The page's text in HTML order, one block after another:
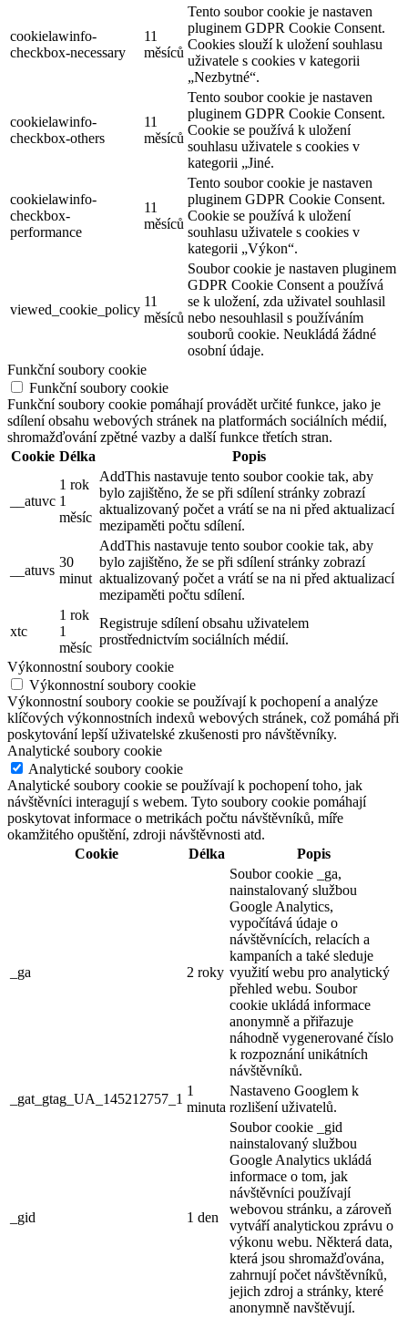
cookielawinfo-
checkbox-necessary
11
měsíců
Tento soubor cookie je nastaven
pluginem GDPR Cookie Consent.
Cookies slouží k uložení souhlasu
uživatele s cookies v kategorii
„Nezbytné“.
cookielawinfo-
checkbox-others
11
měsíců
Tento soubor cookie je nastaven
pluginem GDPR Cookie Consent.
Cookie se používá k uložení
souhlasu uživatele s cookies v
kategorii „Jiné.
cookielawinfo-
checkbox-
performance
11
měsíců
Tento soubor cookie je nastaven
pluginem GDPR Cookie Consent.
Cookie se používá k uložení
souhlasu uživatele s cookies v
kategorii „Výkon“.
viewed_cookie_policy
11
měsíců
Soubor cookie je nastaven pluginem
GDPR Cookie Consent a používá
se k uložení, zda uživatel souhlasil
nebo nesouhlasil s používáním
souborů cookie. Neukládá žádné
osobní údaje.
Funkční soubory cookie
Funkční soubory cookie
Funkční soubory cookie pomáhají provádět určité funkce, jako je
sdílení obsahu webových stránek na platformách sociálních médií,
shromažďování zpětné vazby a další funkce třetích stran.
Cookie Délka Popis
__atuvc
1 rok
1
měsíc
AddThis nastavuje tento soubor cookie tak, aby
bylo zajištěno, že se při sdílení stránky zobrazí
aktualizovaný počet a vrátí se na ni před aktualizací
mezipaměti počtu sdílení.
__atuvs
30
minut
AddThis nastavuje tento soubor cookie tak, aby
bylo zajištěno, že se při sdílení stránky zobrazí
aktualizovaný počet a vrátí se na ni před aktualizací
mezipaměti počtu sdílení.
xtc
1 rok
1
měsíc
Registruje sdílení obsahu uživatelem
prostřednictvím sociálních médií.
Výkonnostní soubory cookie
Výkonnostní soubory cookie
Výkonnostní soubory cookie se používají k pochopení a analýze
klíčových výkonnostních indexů webových stránek, což pomáhá při
poskytování lepší uživatelské zkušenosti pro návštěvníky.
Analytické soubory cookie
Analytické soubory cookie
Analytické soubory cookie se používají k pochopení toho, jak
návštěvníci interagují s webem. Tyto soubory cookie pomáhají
poskytovat informace o metrikách počtu návštěvníků, míře
okamžitého opuštění, zdroji návštěvnosti atd.
Cookie
Délka Popis
_ga 2 roky
Soubor cookie _ga,
nainstalovaný službou
Google Analytics,
vypočítává údaje o
návštěvnících, relacích a
kampaních a také sleduje
využití webu pro analytický
přehled webu. Soubor
cookie ukládá informace
anonymně a přiřazuje
náhodně vygenerované číslo
k rozpoznání unikátních
návštěvníků.
_gat_gtag_UA_145212757_1
1
minuta
Nastaveno Googlem k
rozlišení uživatelů.
_gid 1 den
Soubor cookie _gid
nainstalovaný službou
Google Analytics ukládá
informace o tom, jak
návštěvníci používají
webovou stránku, a zároveň
vytváří analytickou zprávu o
výkonu webu. Některá data,
která jsou shromažďována,
zahrnují počet návštěvníků,
jejich zdroj a stránky, které
anonymně navštěvují.